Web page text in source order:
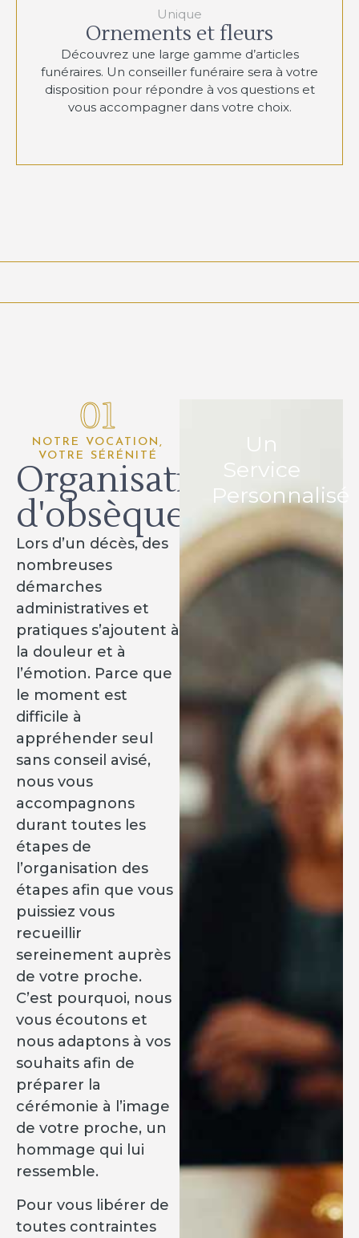
Unique
Ornements et fleurs
Découvrez une large gamme d’articles
funéraires. Un conseiller funéraire sera à votre
disposition pour répondre à vos questions et
vous accompagner dans votre choix.
01
NOTRE VOCATION,
VOTRE SÉRÉNITÉ
Organisation
d'obsèques
Lors d’un décès, des
nombreuses
démarches
administratives et
pratiques s’ajoutent à
la douleur et à
l’émotion. Parce que
le moment est
difficile à
appréhender seul
sans conseil avisé,
nous vous
accompagnons
durant toutes les
étapes de
l’organisation des
étapes afin que vous
puissiez vous
recueillir
sereinement auprès
de votre proche.
C’est pourquoi, nous
vous écoutons et
nous adaptons à vos
souhaits afin de
préparer la
cérémonie à l’image
de votre proche, un
hommage qui lui
ressemble.
Pour vous libérer de
toutes contraintes
Un
Service
Personnalisé